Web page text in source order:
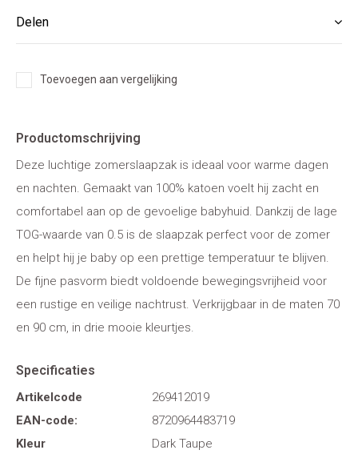
Delen
Toevoegen aan vergelijking
Productomschrijving
Deze luchtige zomerslaapzak is ideaal voor warme dagen
en nachten. Gemaakt van 100% katoen voelt hij zacht en
comfortabel aan op de gevoelige babyhuid. Dankzij de lage
TOG-waarde van 0.5 is de slaapzak perfect voor de zomer
en helpt hij je baby op een prettige temperatuur te blijven.
De fijne pasvorm biedt voldoende bewegingsvrijheid voor
een rustige en veilige nachtrust. Verkrijgbaar in de maten 70
en 90 cm, in drie mooie kleurtjes.
Specificaties
Artikelcode
269412019
EAN-code:
8720964483719
Kleur
Dark Taupe